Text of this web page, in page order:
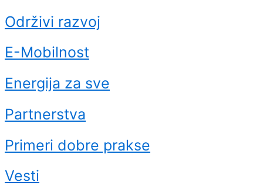
Održivi razvoj
E-Mobilnost
Energija za sve
Partnerstva
Primeri dobre prakse
Vesti